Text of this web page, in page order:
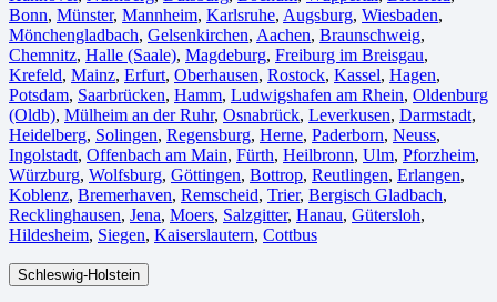
Bonn⁠, Münster⁠, Mannheim, Karlsruhe, Augsburg, Wiesbaden⁠,
Mönchengladbach⁠, Gelsenkirchen⁠, Aachen⁠, Braunschweig,
Chemnitz⁠, Halle (Saale)⁠, Magdeburg, Freiburg im Breisgau⁠,
Krefeld⁠, Mainz⁠, Erfurt, Oberhausen⁠, Rostock⁠, Kassel⁠, Hagen,
Potsdam, Saarbrücken⁠, Hamm, Ludwigshafen am Rhein⁠, Oldenburg
(Oldb), Mülheim an der Ruhr, Osnabrück⁠, Leverkusen, Darmstadt⁠,
Heidelberg, Solingen, Regensburg, Herne⁠, Paderborn, Neuss,
Ingolstadt, Offenbach am Main, Fürth⁠, Heilbronn, Ulm⁠, Pforzheim,
Würzburg, Wolfsburg⁠, Göttingen, Bottrop, Reutlingen, Erlangen⁠,
Koblenz, Bremerhaven⁠, Remscheid, Trier⁠, Bergisch Gladbach,
Recklinghausen, Jena⁠, Moers⁠, Salzgitter⁠, Hanau, Gütersloh,
Hildesheim⁠, Siegen⁠, Kaiserslautern⁠, Cottbus⁠
Schleswig-Holstein